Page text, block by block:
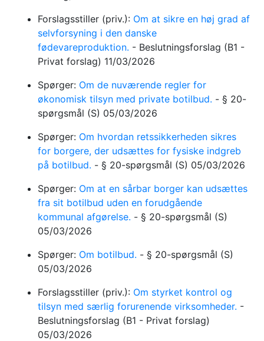
Forslagsstiller (priv.): Om at sikre en høj grad af
selvforsyning i den danske
fødevareproduktion. - Beslutningsforslag (B1 -
Privat forslag) 11/03/2026
Spørger: Om de nuværende regler for
økonomisk tilsyn med private botilbud. - § 20-
spørgsmål (S) 05/03/2026
Spørger: Om hvordan retssikkerheden sikres
for borgere, der udsættes for fysiske indgreb
på botilbud. - § 20-spørgsmål (S) 05/03/2026
Spørger: Om at en sårbar borger kan udsættes
fra sit botilbud uden en forudgående
kommunal afgørelse. - § 20-spørgsmål (S)
05/03/2026
Spørger: Om botilbud. - § 20-spørgsmål (S)
05/03/2026
Forslagsstiller (priv.): Om styrket kontrol og
tilsyn med særlig forurenende virksomheder. -
Beslutningsforslag (B1 - Privat forslag)
05/03/2026